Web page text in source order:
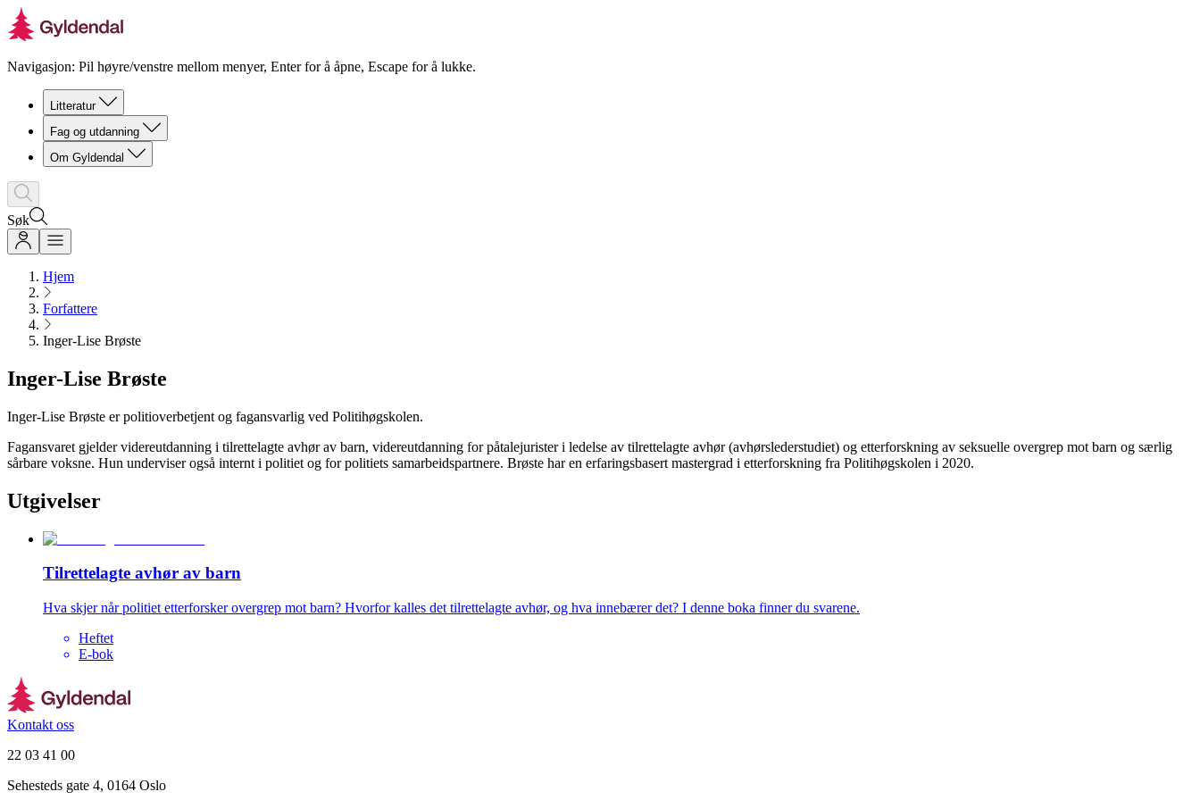
Navigasjon: Pil høyre/venstre mellom menyer, Enter for å åpne, Escape for å lukke.
Litteratur
Fag og utdanning
Om Gyldendal
Søk
Hjem
Forfattere
Inger-Lise Brøste
Inger-Lise Brøste
Inger-Lise Brøste er politioverbetjent og fagansvarlig ved Politihøgskolen.
Fagansvaret gjelder videreutdanning i tilrettelagte avhør av barn, videreutdanning for påtalejurister i ledelse av tilrettelagte avhør (avhørslederstudiet) og etterforskning av seksuelle overgrep mot barn og særlig
sårbare voksne. Hun underviser også internt i politiet og for politiets samarbeidspartnere. Brøste har en erfaringsbasert mastergrad i etterforskning fra Politihøgskolen i 2020.
Utgivelser
Tilrettelagte avhør av barn
Hva skjer når politiet etterforsker overgrep mot barn? Hvorfor kalles det tilrettelagte avhør, og hva innebærer det? I denne boka finner du svarene.
Heftet
E-bok
Kontakt oss
22 03 41 00
Sehesteds gate 4, 0164 Oslo